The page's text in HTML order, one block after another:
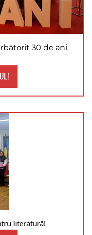
30 de ani
literatură!